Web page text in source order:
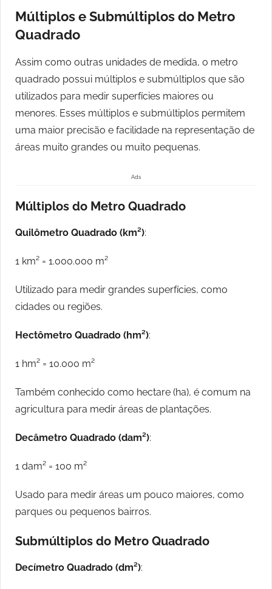
Múltiplos e Submúltiplos do Metro
Quadrado
Assim como outras unidades de medida, o metro
quadrado possui múltiplos e submúltiplos que são
utilizados para medir superfícies maiores ou
menores. Esses múltiplos e submúltiplos permitem
uma maior precisão e facilidade na representação de
áreas muito grandes ou muito pequenas.
Ads
Múltiplos do Metro Quadrado
Quilômetro Quadrado (km²):
1 km² = 1.000.000 m²
Utilizado para medir grandes superfícies, como
cidades ou regiões.
Hectômetro Quadrado (hm²):
1 hm² = 10.000 m²
Também conhecido como hectare (ha), é comum na
agricultura para medir áreas de plantações.
Decâmetro Quadrado (dam²):
1 dam² = 100 m²
Usado para medir áreas um pouco maiores, como
parques ou pequenos bairros.
Submúltiplos do Metro Quadrado
Decímetro Quadrado (dm²):